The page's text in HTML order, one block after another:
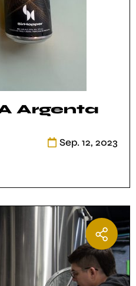
Argenta
Sep. 12, 2023